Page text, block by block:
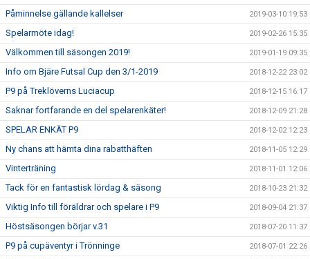
Påminnelse gällande kallelser 2019-03-10 19:53
Spelarmöte idag! 2019-02-26 15:35
Välkommen till säsongen 2019! 2019-01-19 09:35
Info om Bjäre Futsal Cup den 3/1-2019 2018-12-22 23:02
P9 på Treklöverns Luciacup 2018-12-15 16:17
Saknar fortfarande en del spelarenkäter! 2018-12-09 21:28
SPELAR ENKÄT P9 2018-12-02 12:23
Ny chans att hämta dina rabatthäften 2018-11-05 12:29
Vinterträning 2018-11-01 12:06
Tack för en fantastisk lördag & säsong 2018-10-23 21:32
Viktig Info till föräldrar och spelare i P9 2018-09-04 21:37
Höstsäsongen börjar v.31 2018-07-20 11:37
P9 på cupäventyr i Trönninge 2018-07-01 22:26